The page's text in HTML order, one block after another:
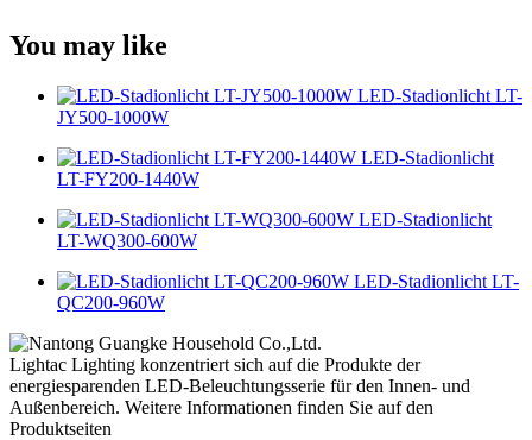
You may like
LED-Stadionlicht LT-
JY500-1000W
LED-Stadionlicht
LT-FY200-1440W
LED-Stadionlicht
LT-WQ300-600W
LED-Stadionlicht LT-
QC200-960W
Lightac Lighting konzentriert sich auf die Produkte der
energiesparenden LED-Beleuchtungsserie für den Innen- und
Außenbereich. Weitere Informationen finden Sie auf den
Produktseiten